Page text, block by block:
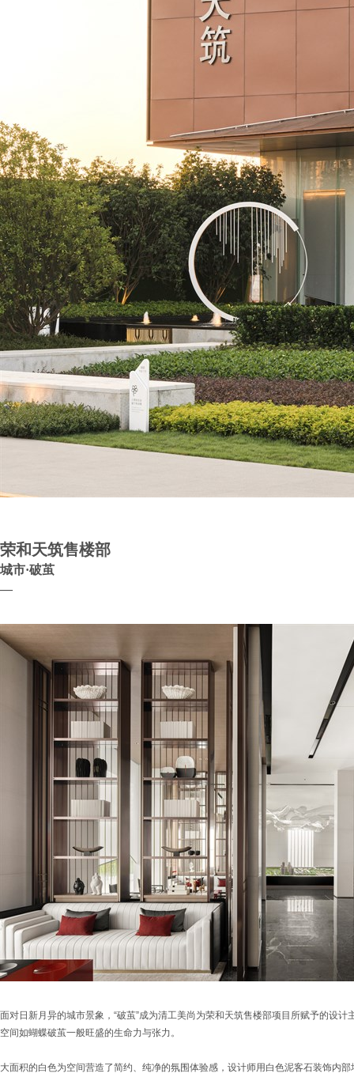
荣和天筑售楼部
城市·破茧
—
面对日新月异的城市景象，“破茧”成为清工美尚为荣和天筑售楼部项目所赋予的设
空间如蝴蝶破茧一般旺盛的生命力与张力。
大面积的白色为空间营造了简约、纯净的氛围体验感，设计师用白色泥客石装饰内